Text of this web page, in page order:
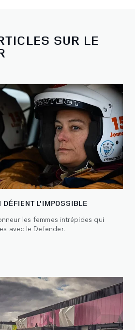
SUR LE
L’IMPOSSIBLE
les femmes intrépides qui
avec le Defender.